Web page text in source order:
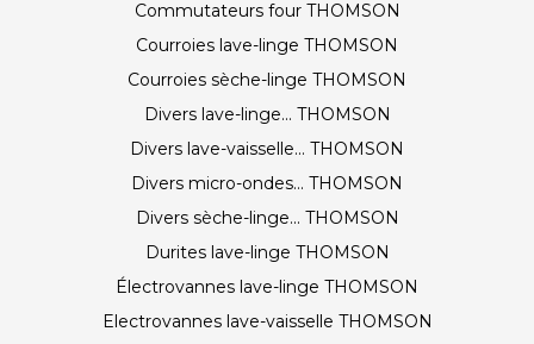
Commutateurs four THOMSON
Courroies lave-linge THOMSON
Courroies sèche-linge THOMSON
Divers lave-linge... THOMSON
Divers lave-vaisselle... THOMSON
Divers micro-ondes... THOMSON
Divers sèche-linge... THOMSON
Durites lave-linge THOMSON
Électrovannes lave-linge THOMSON
Electrovannes lave-vaisselle THOMSON